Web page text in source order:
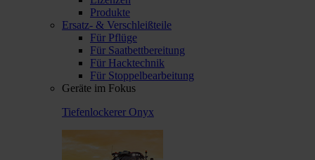
Produkte
Ersatz- & Verschleißteile
Für Pflüge
Für Saatbettbereitung
Für Hacktechnik
Für Stoppelbearbeitung
Geräte im Fokus
Tiefenlockerer Onyx